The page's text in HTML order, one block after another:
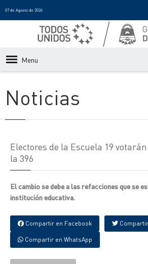
07 de Agosto de 2026
Menu
Noticias
Electores de la Escuela 19 votarán
la 396
El cambio se debe a las refacciones que se
institución educativa.
Compartir en Facebook
Compartir en WhatsApp